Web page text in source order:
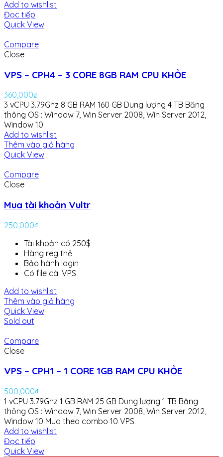
Add to wishlist
Đọc tiếp
Quick View
Compare
Close
VPS – CPH4 – 3 CORE 8GB RAM CPU KHỎE
360,000₫
3 vCPU 3.79Ghz 8 GB RAM 160 GB Dung lượng 4 TB Băng
thông OS : Window 7, Win Server 2008, Win Server 2012,
Window 10
Add to wishlist
Thêm vào giỏ hàng
Quick View
Compare
Close
Mua tài khoản Vultr
250,000₫
Tài khoản có 250$
Hàng reg thẻ
Bảo hành login
Có file cài VPS
Add to wishlist
Thêm vào giỏ hàng
Quick View
Sold out
Compare
Close
VPS – CPH1 – 1 CORE 1GB RAM CPU KHỎE
500,000₫
1 vCPU 3.79Ghz 1 GB RAM 25 GB Dung lượng 1 TB Băng
thông OS : Window 7, Win Server 2008, Win Server 2012,
Window 10 Mua theo combo 10 VPS
Add to wishlist
Đọc tiếp
Quick View